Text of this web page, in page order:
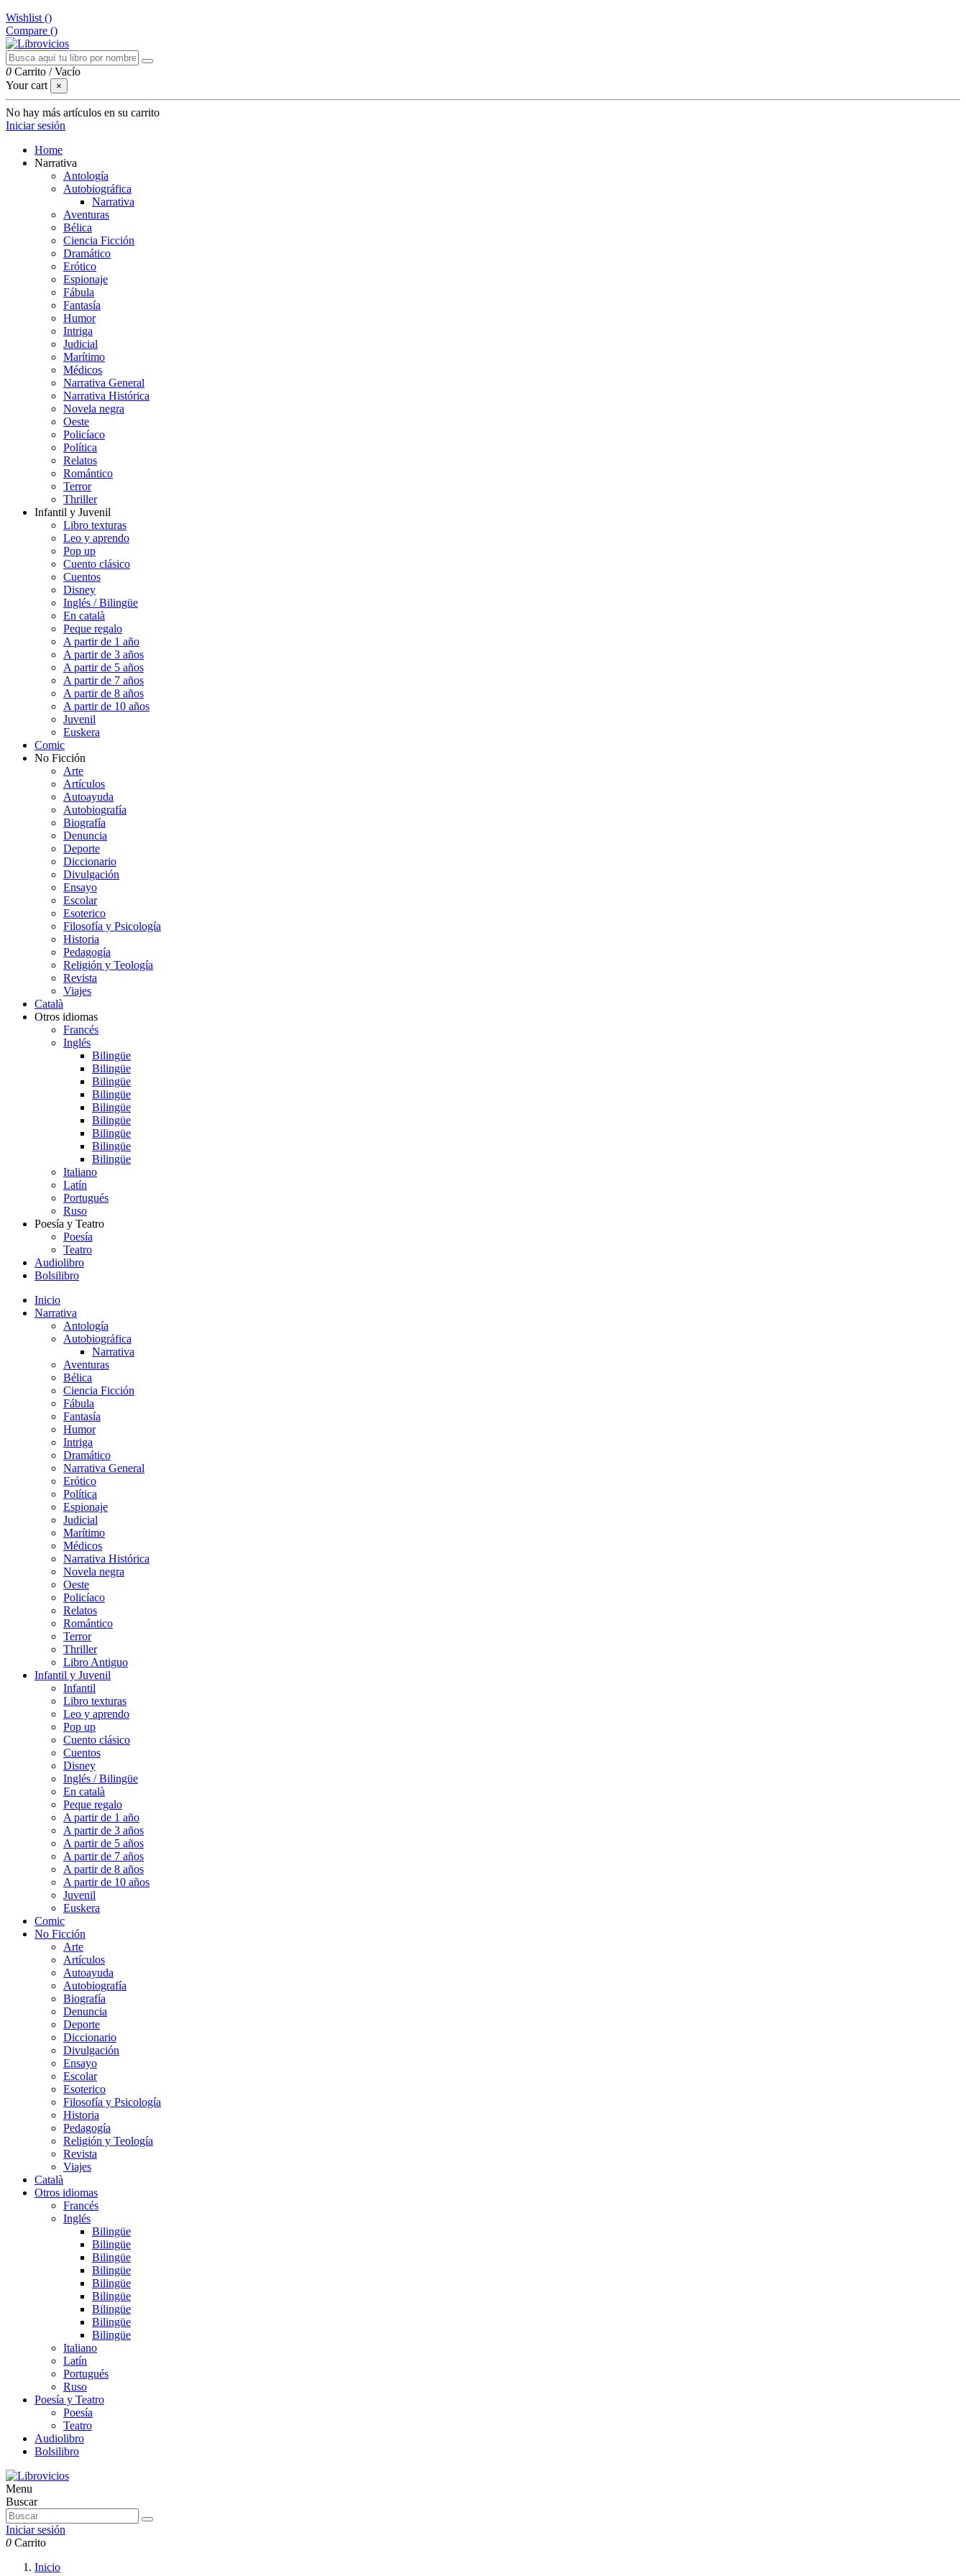
Wishlist ()
Compare ()
0 Carrito /Vacío
Your cart
×
No hay más artículos en su carrito
Iniciar sesión
Home
Narrativa
Antología
Autobiográfica
Narrativa
Aventuras
Bélica
Ciencia Ficción
Dramático
Erótico
Espionaje
Fábula
Fantasía
Humor
Intriga
Judicial
Marítimo
Médicos
Narrativa General
Narrativa Histórica
Novela negra
Oeste
Policíaco
Política
Relatos
Romántico
Terror
Thriller
Infantil y Juvenil
Libro texturas
Leo y aprendo
Pop up
Cuento clásico
Cuentos
Disney
Inglés / Bilingüe
En català
Peque regalo
A partir de 1 año
A partir de 3 años
A partir de 5 años
A partir de 7 años
A partir de 8 años
A partir de 10 años
Juvenil
Euskera
Comic
No Ficción
Arte
Artículos
Autoayuda
Autobiografía
Biografía
Denuncia
Deporte
Diccionario
Divulgación
Ensayo
Escolar
Esoterico
Filosofía y Psicología
Historia
Pedagogía
Religión y Teología
Revista
Viajes
Català
Otros idiomas
Francés
Inglés
Bilingüe
Bilingüe
Bilingüe
Bilingüe
Bilingüe
Bilingüe
Bilingüe
Bilingüe
Bilingüe
Italiano
Latín
Portugués
Ruso
Poesía y Teatro
Poesía
Teatro
Audiolibro
Bolsilibro
Inicio
Narrativa
Antología
Autobiográfica
Narrativa
Aventuras
Bélica
Ciencia Ficción
Fábula
Fantasía
Humor
Intriga
Dramático
Narrativa General
Erótico
Política
Espionaje
Judicial
Marítimo
Médicos
Narrativa Histórica
Novela negra
Oeste
Policíaco
Relatos
Romántico
Terror
Thriller
Libro Antiguo
Infantil y Juvenil
Infantil
Libro texturas
Leo y aprendo
Pop up
Cuento clásico
Cuentos
Disney
Inglés / Bilingüe
En català
Peque regalo
A partir de 1 año
A partir de 3 años
A partir de 5 años
A partir de 7 años
A partir de 8 años
A partir de 10 años
Juvenil
Euskera
Comic
No Ficción
Arte
Artículos
Autoayuda
Autobiografía
Biografía
Denuncia
Deporte
Diccionario
Divulgación
Ensayo
Escolar
Esoterico
Filosofía y Psicología
Historia
Pedagogía
Religión y Teología
Revista
Viajes
Català
Otros idiomas
Francés
Inglés
Bilingüe
Bilingüe
Bilingüe
Bilingüe
Bilingüe
Bilingüe
Bilingüe
Bilingüe
Bilingüe
Italiano
Latín
Portugués
Ruso
Poesía y Teatro
Poesía
Teatro
Audiolibro
Bolsilibro
Menu
Buscar
Iniciar sesión
0 Carrito
Inicio